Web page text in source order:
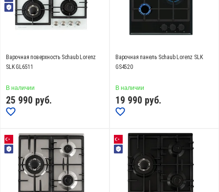
Показать еще
Цвет
Показать еще
стеклокерамика Eurokera (
стеклокерамика Schott Ceran (
Переключатели
Варочная поверхность Schaub Lorenz
SLK GL6511
В наличии
25 990 руб.
Варочная панель Schaub Lorenz SLK
GS4520
В наличии
19 990 руб.